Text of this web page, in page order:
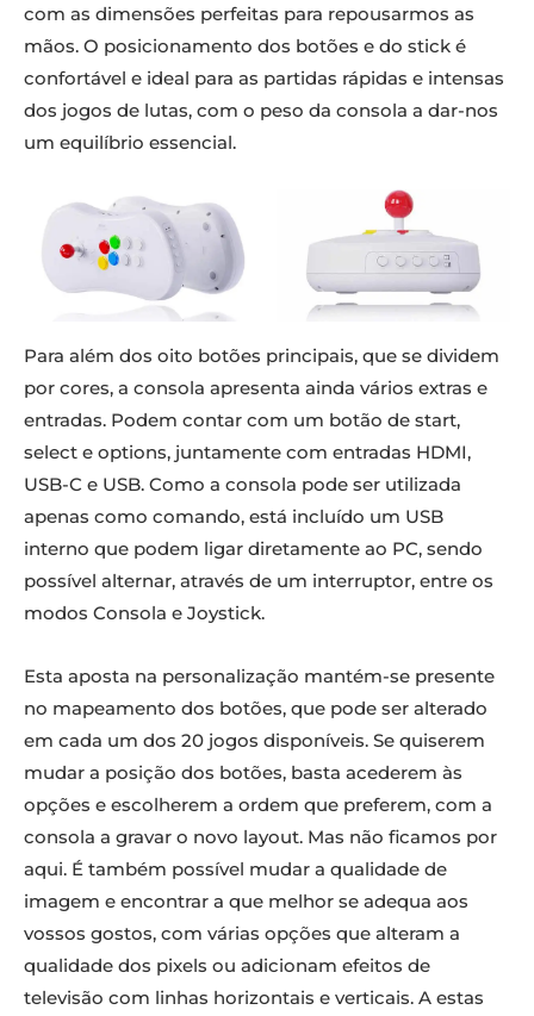
com as dimensões perfeitas para repousarmos as
mãos. O posicionamento dos botões e do stick é
confortável e ideal para as partidas rápidas e intensas
dos jogos de lutas, com o peso da consola a dar-nos
um equilíbrio essencial.
Para além dos oito botões principais, que se dividem
por cores, a consola apresenta ainda vários extras e
entradas. Podem contar com um botão de start,
select e options, juntamente com entradas HDMI,
USB-C e USB. Como a consola pode ser utilizada
apenas como comando, está incluído um USB
interno que podem ligar diretamente ao PC, sendo
possível alternar, através de um interruptor, entre os
modos Consola e Joystick.
Esta aposta na personalização mantém-se presente
no mapeamento dos botões, que pode ser alterado
em cada um dos 20 jogos disponíveis. Se quiserem
mudar a posição dos botões, basta acederem às
opções e escolherem a ordem que preferem, com a
consola a gravar o novo layout. Mas não ficamos por
aqui. É também possível mudar a qualidade de
imagem e encontrar a que melhor se adequa aos
vossos gostos, com várias opções que alteram a
qualidade dos pixels ou adicionam efeitos de
televisão com linhas horizontais e verticais. A estas